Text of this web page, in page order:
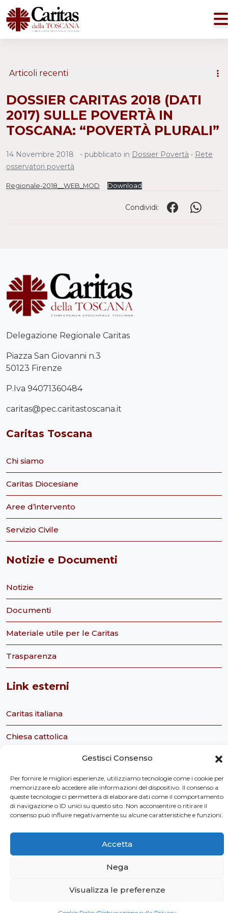
Gestisci Consenso
Per fornire le migliori esperienze, utilizziamo tecnologie come i cookie per
memorizzare e/o accedere alle informazioni del dispositivo. Il consenso a
queste tecnologie ci permetterà di elaborare dati come il comportamento
di navigazione o ID unici su questo sito. Non acconsentire o ritirare il
consenso può influire negativamente su alcune caratteristiche e funzioni.
Accetta
Nega
Visualizza le preferenze
DOSSIER CARITAS 2018 (DATI
2017) SULLE POVERTÀ IN
TOSCANA: “POVERTÀ PLURALI”
14 Novembre 2018 - pubblicato in Dossier Povertà • Rete
osservatori povertà
Regionale-2018__WEB_MOD Download
Condividi:
Articoli recenti
Delegazione Regionale Caritas
Piazza San Giovanni n.3
50123 Firenze
P.Iva 94071360484
caritas@pec.caritastoscana.it
Caritas Toscana
Chi siamo
Caritas Diocesiane
Aree d’intervento
Servizio Civile
Notizie e Documenti
Notizie
Documenti
Materiale utile per le Caritas
Trasparenza
Link esterni
Caritas italiana
Chiesa cattolica
Servizio civile nazionale
Caritas Italiana Ufficio Servizio Civile
Tavolo Ecclesiale sul Servizio Civile
Privacy Policy
©2026 Caritas Toscana